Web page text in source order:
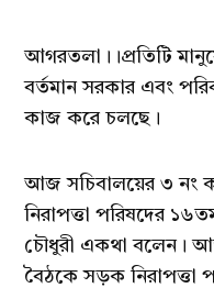
আগরতলা।।প্রতিটি
বর্তমান সরকার এবং
কাজ করে চলছে।
আজ সচিবালয়ের ৩ নং
নিরাপত্তা পরিষদের
চৌধুরী একথা বলেন।
বৈঠকে সড়ক নিরাপত্তা